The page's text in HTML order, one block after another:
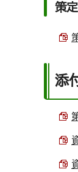
策
添